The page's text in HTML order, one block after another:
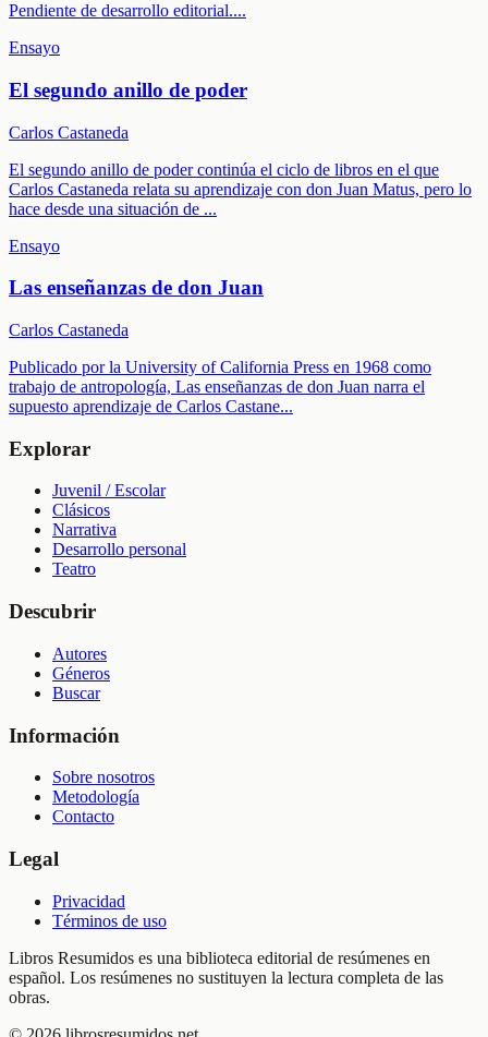
Pendiente de desarrollo editorial....
Ensayo
El segundo anillo de poder
Carlos Castaneda
El segundo anillo de poder continúa el ciclo de libros en el que
Carlos Castaneda relata su aprendizaje con don Juan Matus, pero lo
hace desde una situación de ...
Ensayo
Las enseñanzas de don Juan
Carlos Castaneda
Publicado por la University of California Press en 1968 como
trabajo de antropología, Las enseñanzas de don Juan narra el
supuesto aprendizaje de Carlos Castane...
Explorar
Juvenil / Escolar
Clásicos
Narrativa
Desarrollo personal
Teatro
Descubrir
Autores
Géneros
Buscar
Información
Sobre nosotros
Metodología
Contacto
Legal
Privacidad
Términos de uso
Libros Resumidos es una biblioteca editorial de resúmenes en
español. Los resúmenes no sustituyen la lectura completa de las
obras.